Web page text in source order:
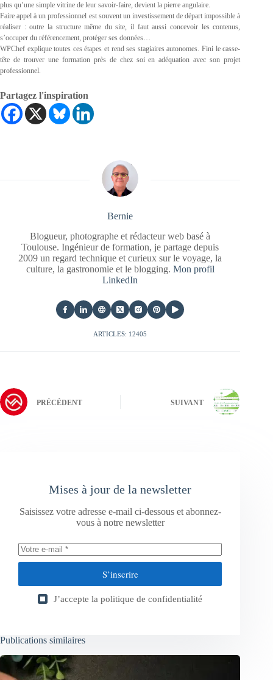
plus qu’une simple vitrine de leur savoir-faire, devient la pierre angulaire.
Faire appel à un professionnel est souvent un investissement de départ impossible à
réaliser : outre la structure même du site, il faut aussi concevoir les contenus,
s’occuper du référencement, protéger ses données…
WPChef explique toutes ces étapes et rend ses stagiaires autonomes. Fini le casse-
tête de trouver une formation près de chez soi en adéquation avec son projet
professionnel.
Partagez l'inspiration
Bernie
Blogueur, photographe et rédacteur web basé à
Toulouse. Ingénieur de formation, je partage depuis
2009 un regard technique et curieux sur le voyage, la
culture, la gastronomie et le blogging. Mon profil
LinkedIn
ARTICLES: 12405
PRÉCÉDENT SUIVANT
Mises à jour de la newsletter
Saisissez votre adresse e-mail ci-dessous et abonnez-
vous à notre newsletter
S’inscrire
J’accepte la politique de confidentialité
Publications similaires